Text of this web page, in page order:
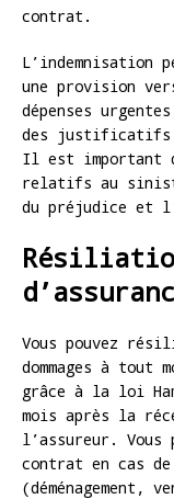
contrat.
L’indemnisation
une provision
dépenses
des justificatifs
Il est important
relatifs au
du préjudice et
Vous pouvez
dommages à tout
grâce à la loi
mois après la
l’assureur.
contrat en cas
(déménagement,